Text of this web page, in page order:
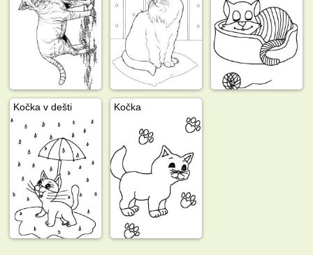
Kočka v dešti Kočka